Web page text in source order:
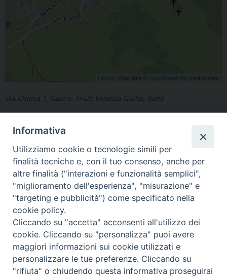
Leaflet | Map data © OpenStreetMap contributors
Via Chiesa 1, Sauris, Friuli Venezia Giulia, Italia
Medeuzza Tercimonte
Copyright © Arcidiocesi di Udine 2018
Piazza Patriarcato, 1 - 33100 Udine (UD) Tel. 0432.414.511 - Fax
0432.511.838 C.F. 80013900305
Informativa
Utilizziamo cookie o tecnologie simili per
finalità tecniche e, con il tuo consenso, anche per
altre finalità ("interazioni e funzionalità semplici",
"miglioramento dell'esperienza", "misurazione" e
"targeting e pubblicità") come specificato nella
cookie policy.
Cliccando su "accetta" acconsenti all'utilizzo dei
cookie. Cliccando su "personalizza" puoi avere
maggiori informazioni sui cookie utilizzati e
personalizzare le tue preferenze. Cliccando su
"rifiuta" o chiudendo questa informativa proseguirai